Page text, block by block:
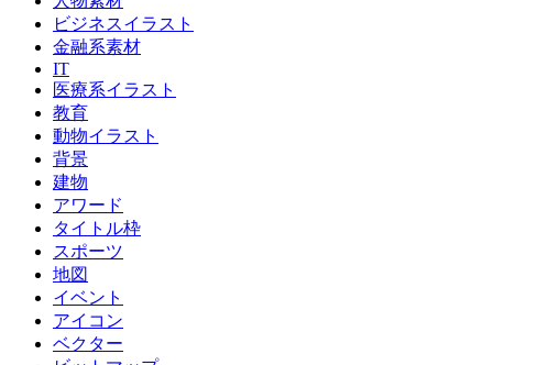
ビジネスイラスト
金融系素材
IT
医療系イラスト
教育
動物イラスト
背景
建物
アワード
タイトル枠
スポーツ
地図
イベント
アイコン
ベクター